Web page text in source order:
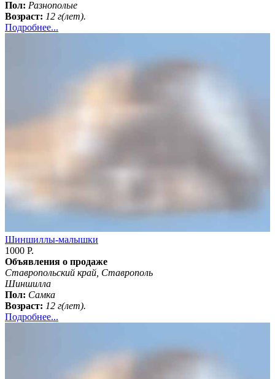
Пол: Разнополые
Возраст: 12 г(лет).
Подробнее...
Шиншиллы-малышки
1000 Р.
Объявления о продаже
Ставропольский край, Ставрополь
Шиншилла
Пол: Самка
Возраст: 12 г(лет).
Подробнее...